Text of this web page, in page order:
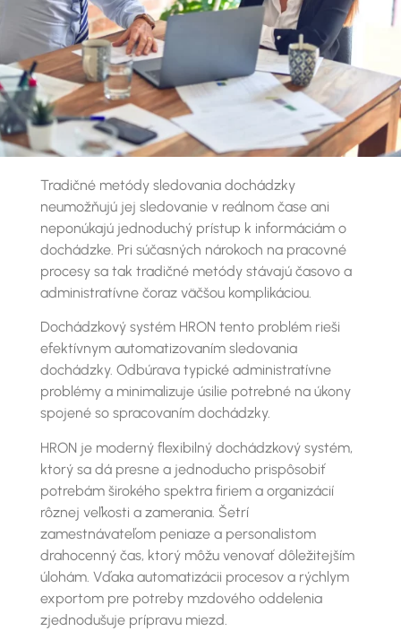
Tradičné metódy sledovania dochádzky
neumožňujú jej sledovanie v reálnom čase ani
neponúkajú jednoduchý prístup k informáciám o
dochádzke. Pri súčasných nárokoch na pracovné
procesy sa tak tradičné metódy stávajú časovo a
administratívne čoraz väčšou komplikáciou.
Dochádzkový systém HRON tento problém rieši
efektívnym automatizovaním sledovania
dochádzky. Odbúrava typické administratívne
problémy a minimalizuje úsilie potrebné na úkony
spojené so spracovaním dochádzky.
HRON je moderný flexibilný dochádzkový systém,
ktorý sa dá presne a jednoducho prispôsobiť
potrebám širokého spektra firiem a organizácií
rôznej veľkosti a zamerania. Šetrí
zamestnávateľom peniaze a personalistom
drahocenný čas, ktorý môžu venovať dôležitejším
úlohám. Vďaka automatizácii procesov a rýchlym
exportom pre potreby mzdového oddelenia
zjednodušuje prípravu miezd.